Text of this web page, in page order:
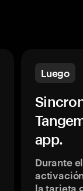
Luego
app.
Durante
la tarjeta